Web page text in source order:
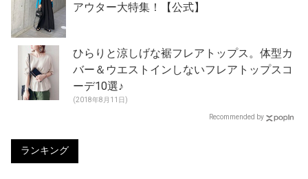
アウター大特集！【公式】
ひらりと涼しげな裾フレアトップス。体型カ
バー＆ウエストインしないフレアトップスコ
ーデ10選♪
(2018年8月11日)
Recommended by
ランキング